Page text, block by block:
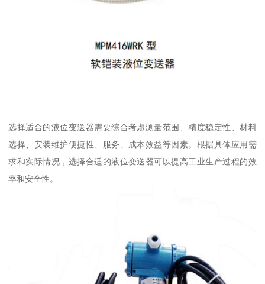
选择适合的液位变送器需要综合考虑测量范围、精度稳定性、材料
选择、安装维护便捷性、服务、成本效益等因素。根据具体应用需
求和实际情况，选择合适的液位变送器可以提高工业生产过程的效
率和安全性。